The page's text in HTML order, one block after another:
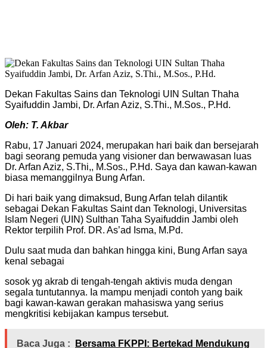
Dekan Fakultas Sains dan Teknologi UIN Sultan Thaha
Syaifuddin Jambi, Dr. Arfan Aziz, S.Thi., M.Sos., P.Hd.
Oleh: T. Akbar
Rabu, 17 Januari 2024, merupakan hari baik dan bersejarah
bagi seorang pemuda yang visioner dan berwawasan luas
Dr. Arfan Aziz, S.Thi,, M.Sos., P.Hd. Saya dan kawan-kawan
biasa memanggilnya Bung Arfan.
Di hari baik yang dimaksud, Bung Arfan telah dilantik
sebagai Dekan Fakultas Saint dan Teknologi, Universitas
Islam Negeri (UIN) Sulthan Taha Syaifuddin Jambi oleh
Rektor terpilih Prof. DR. As’ad Isma, M.Pd.
Dulu saat muda dan bahkan hingga kini, Bung Arfan saya
kenal sebagai
sosok yg akrab di tengah-tengah aktivis muda dengan
segala tuntutannya. Ia mampu menjadi contoh yang baik
bagi kawan-kawan gerakan mahasiswa yang serius
mengkritisi kebijakan kampus tersebut.
Baca Juga :
Bersama FKPPI: Bertekad Mendukung